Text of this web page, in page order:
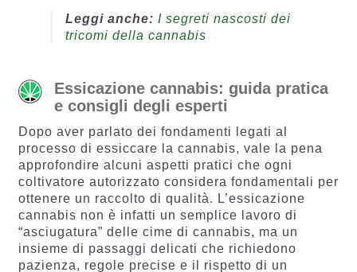
Leggi anche: I segreti nascosti dei
tricomi della cannabis
Essicazione cannabis: guida pratica
e consigli degli esperti
Dopo aver parlato dei fondamenti legati al
processo di essiccare la cannabis, vale la pena
approfondire alcuni aspetti pratici che ogni
coltivatore autorizzato considera fondamentali per
ottenere un raccolto di qualità. L’essicazione
cannabis non è infatti un semplice lavoro di
“asciugatura” delle cime di cannabis, ma un
insieme di passaggi delicati che richiedono
pazienza, regole precise e il rispetto di un